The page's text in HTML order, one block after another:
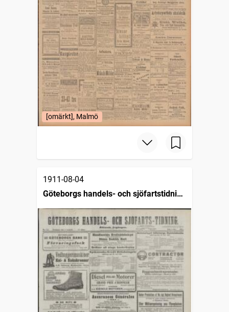
[omärkt], Malmö
1911-08-04
Göteborgs handels- och sjöfartstidning
(1832)